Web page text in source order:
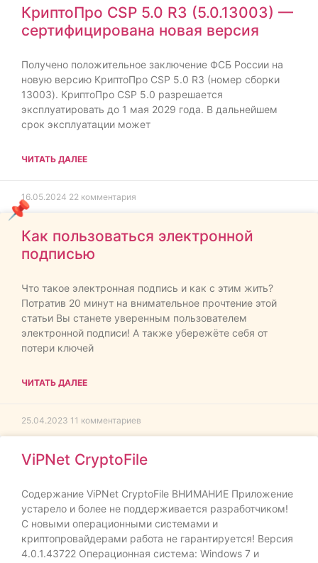
КриптоПро CSP 5.0 R3 (5.0.13003) —
сертифицирована новая версия
Получено положительное заключение ФСБ России на
новую версию КриптоПро CSP 5.0 R3 (номер сборки
13003). КриптоПро CSP 5.0 разрешается
эксплуатировать до 1 мая 2029 года. В дальнейшем
срок эксплуатации может
ЧИТАТЬ ДАЛЕЕ
16.05.2024 22 комментария
Как пользоваться электронной
подписью
Что такое электронная подпись и как с этим жить?
Потратив 20 минут на внимательное прочтение этой
статьи Вы станете уверенным пользователем
электронной подписи! А также убережёте себя от
потери ключей
ЧИТАТЬ ДАЛЕЕ
25.04.2023 11 комментариев
ViPNet CryptoFile
Содержание ViPNet CryptoFile ВНИМАНИЕ Приложение
устарело и более не поддерживается разработчиком!
С новыми операционными системами и
криптопровайдерами работа не гарантируется! Версия
4.0.1.43722 Операционная система: Windows 7 и